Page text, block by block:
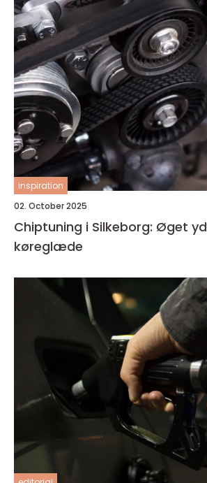
inspiration
02. October 2025
Chiptuning i Silkeborg: Øget
køreglæde